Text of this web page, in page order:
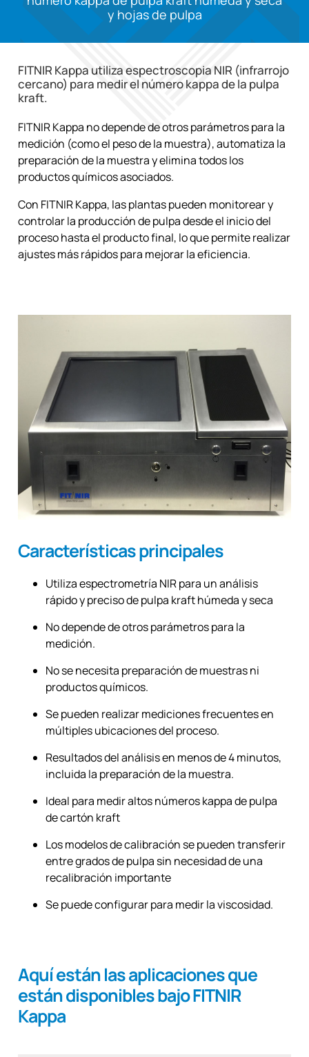
y hojas de pulpa
FITNIR Kappa utiliza espectroscopia NIR (infrarrojo
cercano) para medir el número kappa de la pulpa
kraft.
FITNIR Kappa no depende de otros parámetros para la
medición (como el peso de la muestra), automatiza la
preparación de la muestra y elimina todos los
productos químicos asociados.
Con FITNIR Kappa, las plantas pueden monitorear y
controlar la producción de pulpa desde el inicio del
proceso hasta el producto final, lo que permite realizar
ajustes más rápidos para mejorar la eficiencia.
Características principales
Utiliza espectrometría NIR para un análisis
rápido y preciso de pulpa kraft húmeda y seca
No depende de otros parámetros para la
medición.
No se necesita preparación de muestras ni
productos químicos.
Se pueden realizar mediciones frecuentes en
múltiples ubicaciones del proceso.
Resultados del análisis en menos de 4 minutos,
incluida la preparación de la muestra.
Ideal para medir altos números kappa de pulpa
de cartón kraft
Los modelos de calibración se pueden transferir
entre grados de pulpa sin necesidad de una
recalibración importante
Se puede configurar para medir la viscosidad.
Aquí están las aplicaciones que
están disponibles bajo FITNIR
Kappa